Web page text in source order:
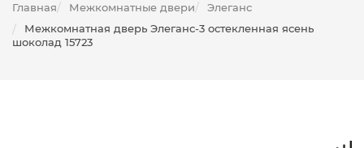
Главная/ Межкомнатные двери/ Элеганс
/
Межкомнатная дверь Элеганс-3 остекленная ясень
шоколад 15723